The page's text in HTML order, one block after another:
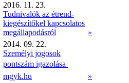
2016. 11. 23.
Tudnivalók az étrend-
kiegészítőkel kapcsolatos
megállapodásról
»
2014. 09. 22.
Személyi jogosok
pontszám igazolása 
mgyk.hu
»